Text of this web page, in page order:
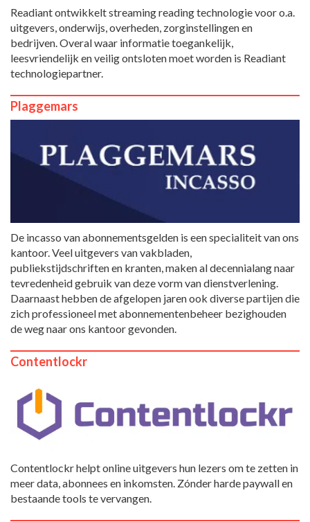
Readiant ontwikkelt streaming reading technologie voor o.a.
uitgevers, onderwijs, overheden, zorginstellingen en
bedrijven. Overal waar informatie toegankelijk,
leesvriendelijk en veilig ontsloten moet worden is Readiant
technologiepartner.
Plaggemars
De incasso van abonnementsgelden is een specialiteit van ons
kantoor. Veel uitgevers van vakbladen,
publiekstijdschriften en kranten, maken al decennialang naar
tevredenheid gebruik van deze vorm van dienstverlening.
Daarnaast hebben de afgelopen jaren ook diverse partijen die
zich professioneel met abonnementenbeheer bezighouden
de weg naar ons kantoor gevonden.
Contentlockr
Contentlockr helpt online uitgevers hun lezers om te zetten in
meer data, abonnees en inkomsten. Zónder harde paywall en
bestaande tools te vervangen.